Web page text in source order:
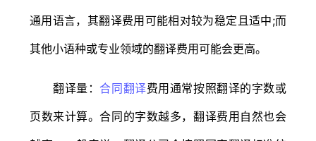
通用语言，其翻译费用可能相对较为稳定且适中;而
其他小语种或专业领域的翻译费用可能会更高。
翻译量： 合同翻译费用通常按照翻译的字数或
页数来计算。合同的字数越多，翻译费用自然也会